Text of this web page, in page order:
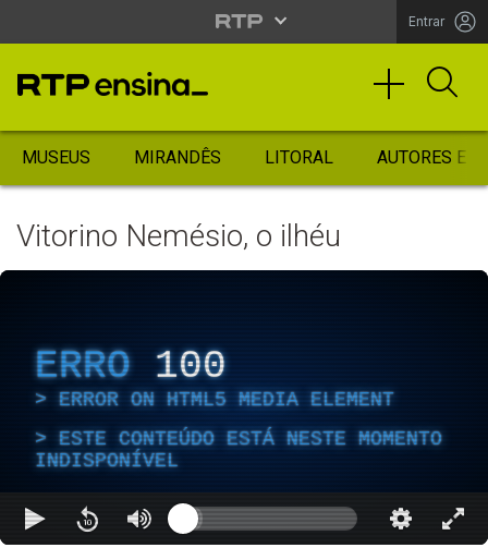
Entrar
MUSEUS MIRANDÊS LITORAL AUTORES
Vitorino Nemésio, o ilhéu
ERRO 100
ERROR ON HTML5 MEDIA ELEMENT
ESTE CONTEÚDO ESTÁ NESTE MOMENTO
INDISPONÍVEL